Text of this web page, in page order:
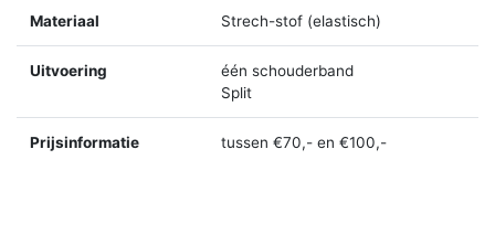
Materiaal Strech-stof (elastisch)
Uitvoering
één schouderband
Split
Prijsinformatie tussen €70,- en €100,-